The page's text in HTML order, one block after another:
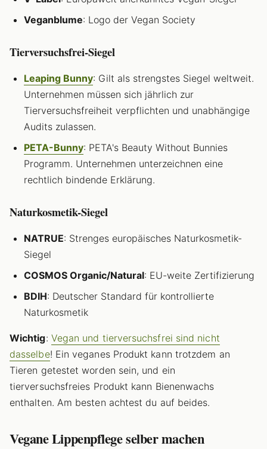
Veganblume: Logo der Vegan Society
Tierversuchsfrei-Siegel
Leaping Bunny: Gilt als strengstes Siegel weltweit.
Unternehmen müssen sich jährlich zur
Tierversuchsfreiheit verpflichten und unabhängige
Audits zulassen.
PETA-Bunny: PETA's Beauty Without Bunnies
Programm. Unternehmen unterzeichnen eine
rechtlich bindende Erklärung.
Naturkosmetik-Siegel
NATRUE: Strenges europäisches Naturkosmetik-
Siegel
COSMOS Organic/Natural: EU-weite Zertifizierung
BDIH: Deutscher Standard für kontrollierte
Naturkosmetik
Wichtig: Vegan und tierversuchsfrei sind nicht
dasselbe! Ein veganes Produkt kann trotzdem an
Tieren getestet worden sein, und ein
tierversuchsfreies Produkt kann Bienenwachs
enthalten. Am besten achtest du auf beides.
Vegane Lippenpflege selber machen